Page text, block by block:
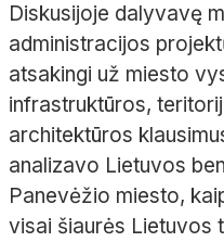
Diskusijoje dalyvavę
administracijos
atsakingi už miesto
infrastruktūros,
architektūros
analizavo Lietuvos
Panevėžio miesto,
visai šiaurės Lietuvos